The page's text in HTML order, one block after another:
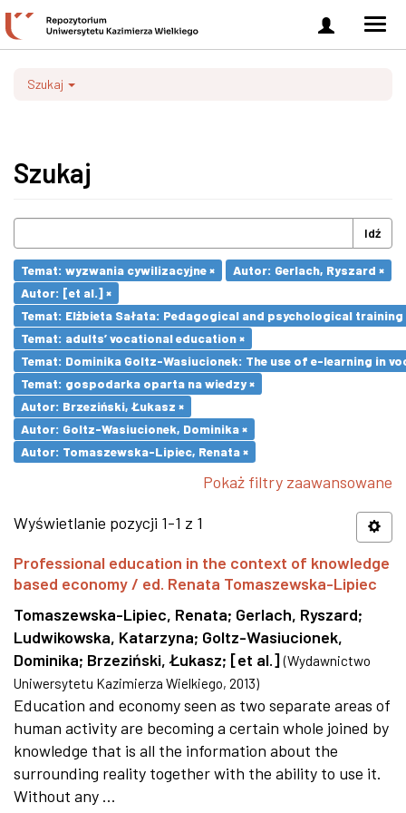
Zaloguj
się
Szukaj
Szukaj
Idź
Temat: wyzwania cywilizacyjne ×
Autor: Gerlach, Ryszard ×
Autor: [et al.] ×
Temat: Elżbieta Sałata: Pedagogical and psychological
Temat: adults’ vocational education ×
Temat: Dominika Goltz-Wasiucionek: The use of e-learning in
Temat: gospodarka oparta na wiedzy ×
Autor: Brzeziński, Łukasz ×
Autor: Goltz-Wasiucionek, Dominika ×
Autor: Tomaszewska-Lipiec, Renata ×
Pokaż filtry zaawansowane
Wyświetlanie pozycji 1-1 z 1
Professional education in the context of knowledge
based economy / ed. Renata Tomaszewska-Lipiec
Tomaszewska-Lipiec, Renata; Gerlach, Ryszard;
Ludwikowska, Katarzyna; Goltz-Wasiucionek,
Dominika; Brzeziński, Łukasz; [et al.] (Wydawnictwo
Uniwersytetu Kazimierza Wielkiego, 2013)
Education and economy seen as two separate areas of
human activity are becoming a certain whole joined by
knowledge that is all the information about the
surrounding reality together with the ability to use it.
Without any ...